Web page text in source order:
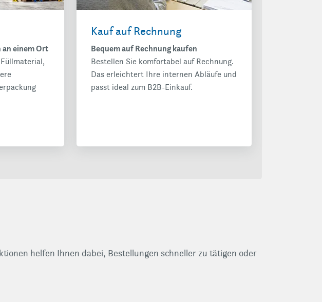
an einem Ort
Kauf auf Rechnung
Bequem auf Rechnung kaufen
Bestellen Sie komfortabel auf Rechnung.
Das erleichtert Ihre internen Abläufe und
passt ideal zum B2B-Einkauf.
helfen Ihnen dabei, Bestellungen schneller zu tätigen oder